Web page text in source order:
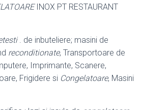
INOX PT RESTAURANT
. de inbuteliere; masini de
reconditionate, Transportoare de
Imprimante, Scanere,
Frigidere si Congelatoare, Masini